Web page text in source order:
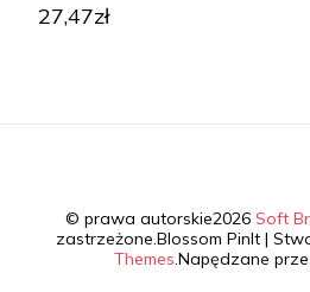
27,47zł
© prawa autorskie2026 Soft
zastrzeżone.Blossom PinIt |
Themes.Napędzane